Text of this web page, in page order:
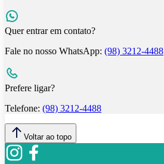
Quer entrar em contato?
Fale no nosso WhatsApp: (98) 3212-4488
Prefere ligar?
Telefone: (98) 3212-4488
Voltar ao topo